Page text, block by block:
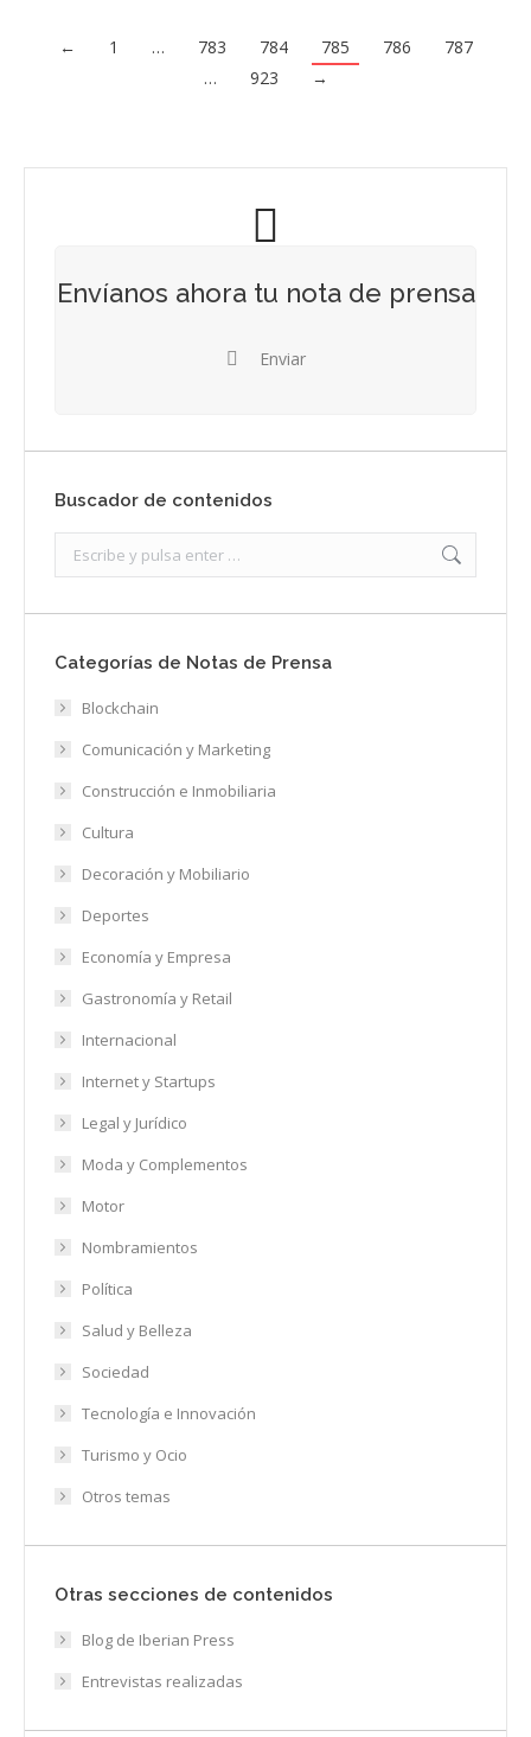
← 1 … 783 784 785 786
787
…
923 →
Envíanos ahora tu nota de prensa
Enviar
Buscador de contenidos
Categorías de Notas de Prensa
Blockchain
Comunicación y Marketing
Construcción e Inmobiliaria
Cultura
Decoración y Mobiliario
Deportes
Economía y Empresa
Gastronomía y Retail
Internacional
Internet y Startups
Legal y Jurídico
Moda y Complementos
Motor
Nombramientos
Política
Salud y Belleza
Sociedad
Tecnología e Innovación
Turismo y Ocio
Otros temas
Otras secciones de contenidos
Blog de Iberian Press
Entrevistas realizadas